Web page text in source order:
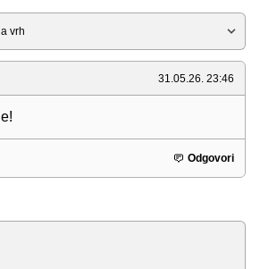
31.05.26. 23:46
Odgovori